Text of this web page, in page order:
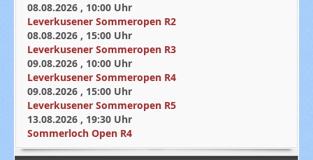
08.08.2026 , 10:00 Uhr
Leverkusener Sommeropen R2
08.08.2026 , 15:00 Uhr
Leverkusener Sommeropen R3
09.08.2026 , 10:00 Uhr
Leverkusener Sommeropen R4
09.08.2026 , 15:00 Uhr
Leverkusener Sommeropen R5
13.08.2026 , 19:30 Uhr
Sommerloch Open R4